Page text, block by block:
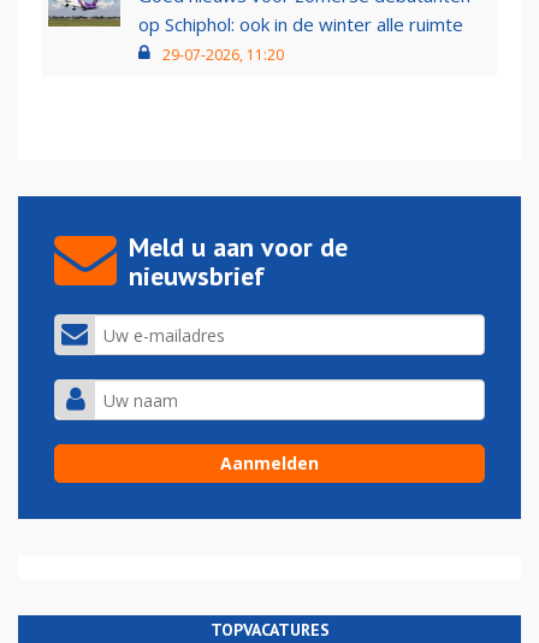
op Schiphol: ook in de winter alle ruimte
29-07-2026, 11:20
Meld u aan voor de
nieuwsbrief
TOPVACATURES